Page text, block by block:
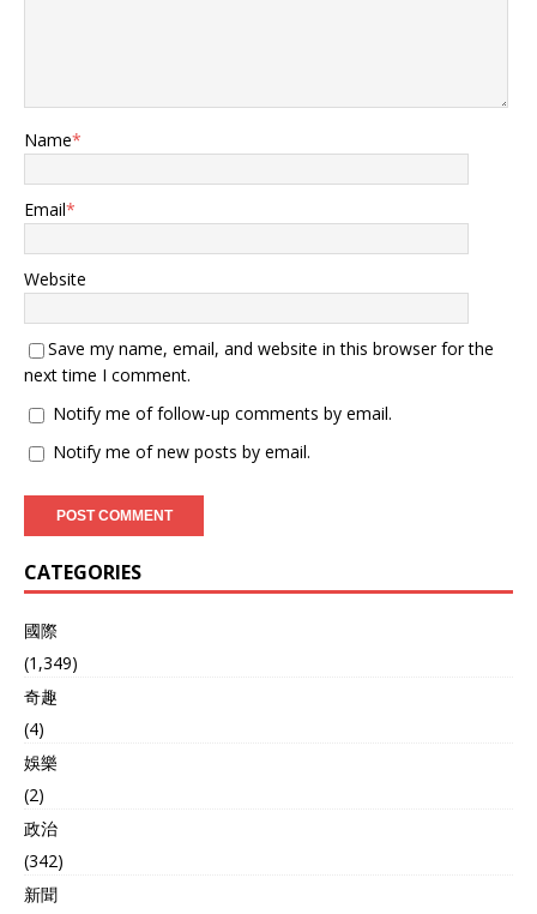
业生产线都快停了，五角大
楼只能花三倍价钱走私，就
为保住 F-35 雷达、精确制
导武器这些核心部件的生
产。 科技领域也是 “续命刚
需”。半导体芯片加了稀土，
运算速度能提 40%；新能源
汽车的高性能永磁电机，离
了中国的钕铁硼磁体根本玩
不转。美国想靠走私维持英
特尔芯片工厂、特斯拉电机
产线的原料供应，怕稀土短
源汽车领域的领先地位保不
住。 他们的走私套路花样真
不少。“中转站 + 伪装术 +
内鬼” 三位一体。伪装手段
能想出花来，把稀土氧化物
混进铁砂、瓷砖胶，灌进饮
料瓶、塑料模特，还用铅板
把锑锭包起来防 X 光。申报
名，货值只报实际的五分之
一。2025 年一季度，青岛
申报的货物。 更气人的是内
外勾结的 “内鬼”…
海上中转点。而墨西哥则利
土原料通过陆路进入美国市
圈”游戏 美国试图把日本、
澳大利亚、印度凑一块儿，
盟”，听起来人多势众，可实
际上，这联盟更像个各怀鬼
胎的草台班子，一戳就破。
日本，论稀土应用技术那是
极，但行动却老实得很。他
多口头承诺，短期内也找不
着能替代中国的高品质、低
那边在联盟里喊着口号，这
进口永磁体的订单，做生意
都清楚，没点实在的利益，
绝不会真掉头。 澳大利亚确
实有矿，但多数是“毛坯石
万八千里。要知道，全球九
成多的稀土精炼技术，可都
握在中国手里呢，澳大利亚
的矿石挖出来，还是得运到
中国加工。 至于印度，更是
直接给美国吃了闭门羹，他
Name*
Email*
Website
Save my name, email, and website in this browser for the
next time I comment.
Notify me of follow-up comments by email.
Notify me of new posts by email.
CATEGORIES
國際
(1,349)
奇趣
(4)
娛樂
(2)
政治
(342)
新聞